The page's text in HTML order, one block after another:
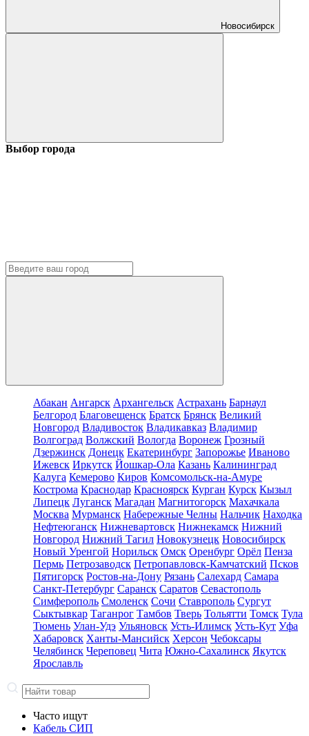
Новосибирск
Выбор города
Абакан Ангарск Архангельск Астрахань Барнаул
Белгород Благовещенск Братск Брянск Великий
Новгород Владивосток Владикавказ Владимир
Волгоград Волжский Вологда Воронеж Грозный
Дзержинск Донецк Екатеринбург Запорожье Иваново
Ижевск Иркутск Йошкар-Ола Казань Калининград
Калуга Кемерово Киров Комсомольск-на-Амуре
Кострома Краснодар Красноярск Курган Курск Кызыл
Липецк Луганск Магадан Магнитогорск Махачкала
Москва Мурманск Набережные Челны Нальчик Находка
Нефтеюганск Нижневартовск Нижнекамск Нижний
Новгород Нижний Тагил Новокузнецк Новосибирск
Новый Уренгой Норильск Омск Оренбург Орёл Пенза
Пермь Петрозаводск Петропавловск-Камчатский Псков
Пятигорск Ростов-на-Дону Рязань Салехард Самара
Санкт-Петербург Саранск Саратов Севастополь
Симферополь Смоленск Сочи Ставрополь Сургут
Сыктывкар Таганрог Тамбов Тверь Тольятти Томск Тула
Тюмень Улан-Удэ Ульяновск Усть-Илимск Усть-Кут Уфа
Хабаровск Ханты-Мансийск Херсон Чебоксары
Челябинск Череповец Чита Южно-Сахалинск Якутск
Ярославль
Часто ищут
Кабель СИП